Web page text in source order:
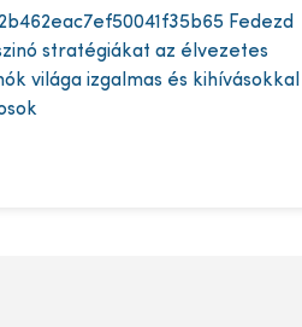
Fedezd
stratégiákat az élvezetes
világa izgalmas és kihívásokkal